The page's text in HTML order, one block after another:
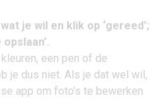
je wil en klik op ‘gereed’;
een pen of de
je dus niet. Als je dat wel wil,
app om foto’s te bewerken